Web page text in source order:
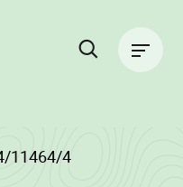
11464/4